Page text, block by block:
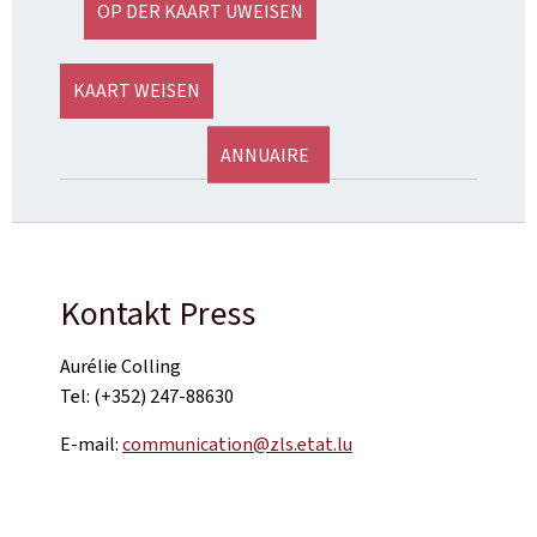
OP DER KAART UWEISEN
KAART WEISEN
ANNUAIRE
Kontakt Press
Aurélie Colling
Tel: (+352) 247-88630
E-mail:communication@zls.etat.lu